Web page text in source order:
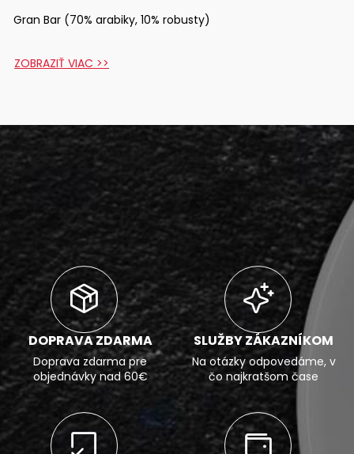
Gran Bar (70% arabiky, 10% robusty)
Prekvapte svoju mamu, babičku, tetu, krstnú mamu
Zobraziť zloženie >>
ZOBRAZIŤ VIAC >>
DOPRAVA ZDARMA
Doprava zdarma pre
objednávky nad 60€
SLUŽBY ZÁKAZNÍKOM
Na otázky odpovedáme, v
čo najkratšom čase